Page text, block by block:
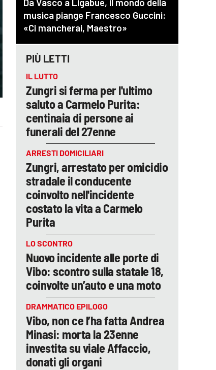
PIÙ LETTI
IL LUTTO
Zungri si ferma per l'ultimo
saluto a Carmelo Purita:
centinaia di persone ai
funerali del 27enne
ARRESTI DOMICILIARI
Zungri, arrestato per omicidio
stradale il conducente
coinvolto nell'incidente
costato la vita a Carmelo
Purita
LO SCONTRO
Nuovo incidente alle porte di
Vibo: scontro sulla statale 18,
coinvolte un’auto e una moto
DRAMMATICO EPILOGO
Vibo, non ce l’ha fatta Andrea
Minasi: morta la 23enne
investita su viale Affaccio,
donati gli organi